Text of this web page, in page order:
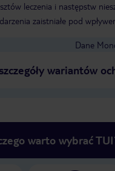
leczenia i następstw
zaistniałe pod
Dane
wariantów
warto wybrać